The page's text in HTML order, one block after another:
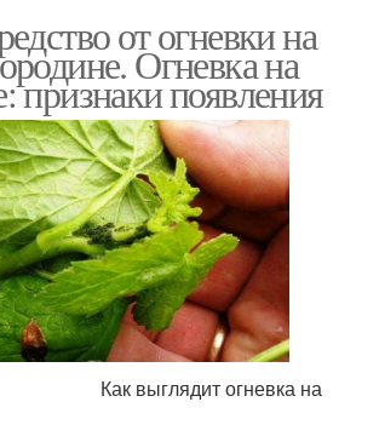
от огневки на
Огневка на
признаки появления
огневка на